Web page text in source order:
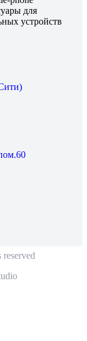
для
устройств